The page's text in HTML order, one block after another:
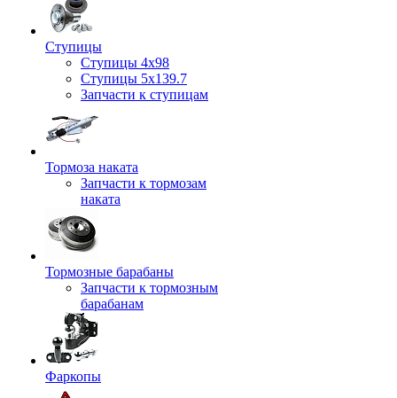
Ступицы
Ступицы 4x98
Ступицы 5x139.7
Запчасти к ступицам
Тормоза наката
Запчасти к тормозам
наката
Тормозные барабаны
Запчасти к тормозным
барабанам
Фаркопы